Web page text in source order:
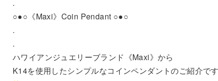
.
○●○《Maxi》Coin Pendant ○●○
.
.
ハワイアンジュエリーブランド《Maxi》から
K14を使用したシンプルなコインペンダントのご紹介で